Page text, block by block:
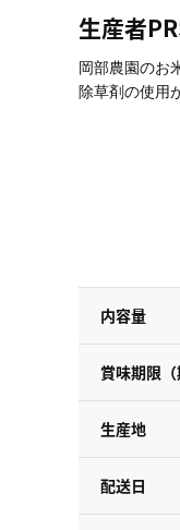
生産者
岡部農園のお
除草剤の使用
内容量
賞味期限（
生産地
配送日